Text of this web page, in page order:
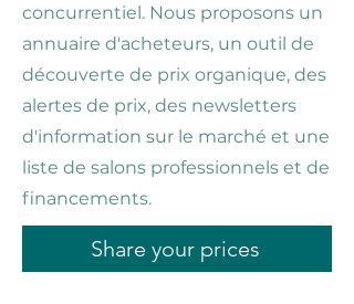
concurrentiel. Nous proposons un
annuaire d'acheteurs, un outil de
découverte de prix organique, des
alertes de prix, des newsletters
d'information sur le marché et une
liste de salons professionnels et de
financements.
Share your prices